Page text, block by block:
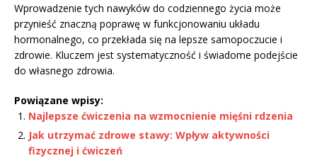
Wprowadzenie tych nawyków do codziennego życia może
przynieść znaczną poprawę w funkcjonowaniu układu
hormonalnego, co przekłada się na lepsze samopoczucie i
zdrowie. Kluczem jest systematyczność i świadome podejście
do własnego zdrowia.
Powiązane wpisy:
Najlepsze ćwiczenia na wzmocnienie mięśni rdzenia
Jak utrzymać zdrowe stawy: Wpływ aktywności
fizycznej i ćwiczeń